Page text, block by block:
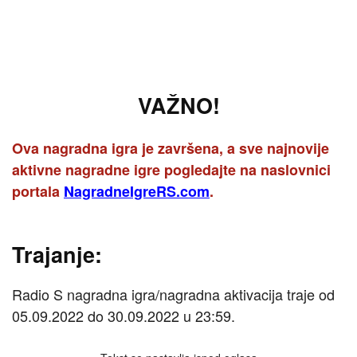
VAŽNO!
Ova nagradna igra je završena, a sve najnovije
aktivne nagradne igre pogledajte na naslovnici
portala NagradneIgreRS.com.
Trajanje:
Radio S nagradna igra/nagradna aktivacija traje od
05.09.2022 do 30.09.2022 u 23:59.